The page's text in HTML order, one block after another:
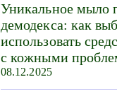
Уникальное мыло
демодекса: как
использовать
с кожными
08.12.2025